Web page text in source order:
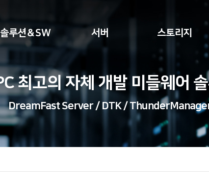
솔루션＆SW 서버 스토리지
최고의 자체 개발 미들웨어
DreamFast Server / DTK /